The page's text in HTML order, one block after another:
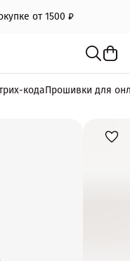
от 1500 ₽
кодаПрошивки для